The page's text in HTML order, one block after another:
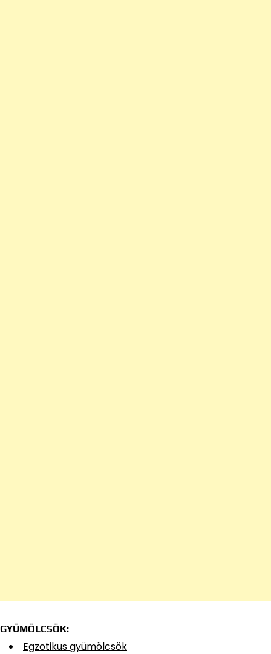
GYÜMÖLCSÖK:
Egzotikus gyümölcsök